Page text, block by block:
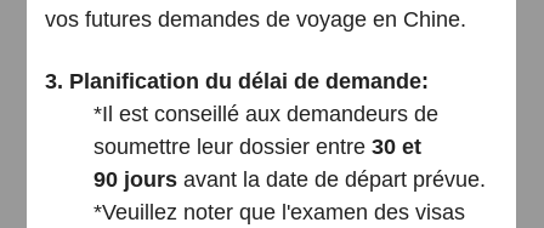
Le bassin du Fleuve Jaune et ses 18,000km de côtes
sinueuses
vos futures demandes de voyage en Chine.
3. Planification du délai de demande:
*Il est conseillé aux demandeurs de
soumettre leur dossier entre30 et
90 jours avant la date de départ prévue.
*Veuillez noter que l'examen des visas